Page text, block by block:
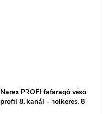
Narex PROFI fafaragó véső
profil 8, kanál - holkeres, 8